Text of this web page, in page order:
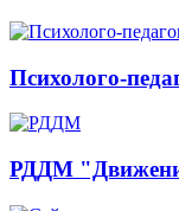
Психолого-
РДДМ